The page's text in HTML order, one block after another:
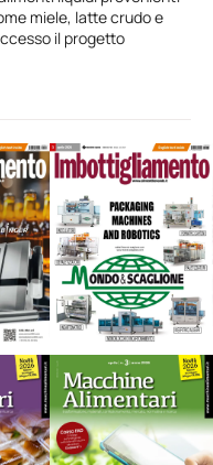
miele, latte crudo e
il progetto